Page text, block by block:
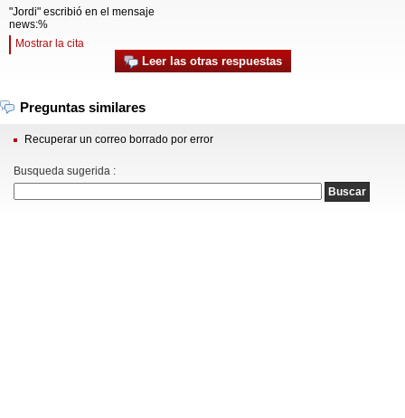
"Jordi" escribió en el mensaje
news:%
Mostrar la cita
Leer las otras respuestas
Preguntas similares
Recuperar un correo borrado por error
Busqueda sugerida :